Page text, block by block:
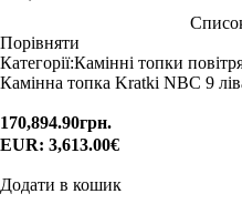
Порівняти
Категорії:Камінні топки
Камінна топка Kratki NBC 9
170,894.90грн.
EUR: 3,613.00€
Додати в кошик